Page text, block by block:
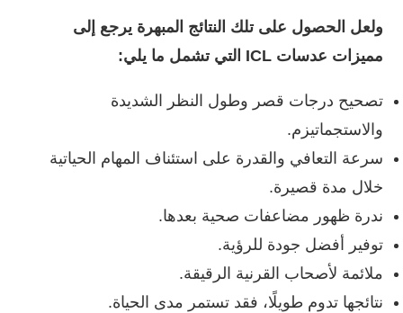
ولعل الحصول على تلك النتائج المبهرة يرجع إلى
مميزات عدسات ICL التي تشمل ما يلي:
تصحيح درجات قصر وطول النظر الشديدة
والاستجماتيزم.
سرعة التعافي والقدرة على استئناف المهام الحياتية
خلال مدة قصيرة.
ندرة ظهور مضاعفات صحية بعدها.
توفير أفضل جودة للرؤية.
ملائمة لأصحاب القرنية الرقيقة.
نتائجها تدوم طويلًا، فقد تستمر مدى الحياة.